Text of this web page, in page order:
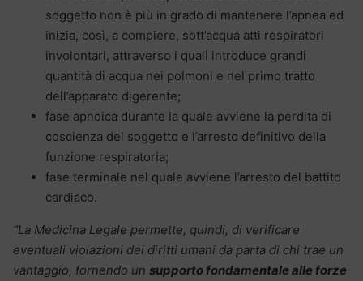
soggetto non è più in grado di mantenere l’apnea ed
inizia, così, a compiere, sott’acqua atti respiratori
involontari, attraverso i quali introduce grandi
quantità di acqua nei polmoni e nel primo tratto
dell’apparato digerente;
fase apnoica durante la quale avviene la perdita di
coscienza del soggetto e l’arresto definitivo della
funzione respiratoria;
fase terminale nel quale avviene l’arresto del battito
cardiaco.
“La Medicina Legale permette, quindi, di verificare
eventuali violazioni dei diritti umani da parta di chi trae un
vantaggio, fornendo un supporto fondamentale alle forze